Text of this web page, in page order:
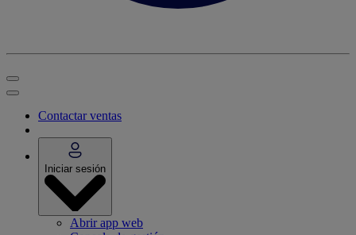
Contactar ventas
Iniciar sesión
Abrir app web